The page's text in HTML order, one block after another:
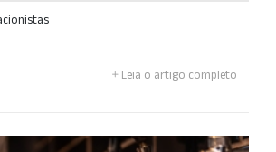
Leia o artigo completo